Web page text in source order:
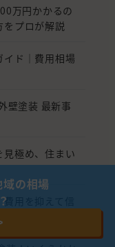
万円かかるの
をプロが解説
イド｜費用相場
壁塗装 最新事
極め、住まい
用を抑えて信
の相場